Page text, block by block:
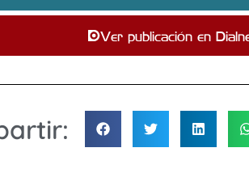
Ver publicación en